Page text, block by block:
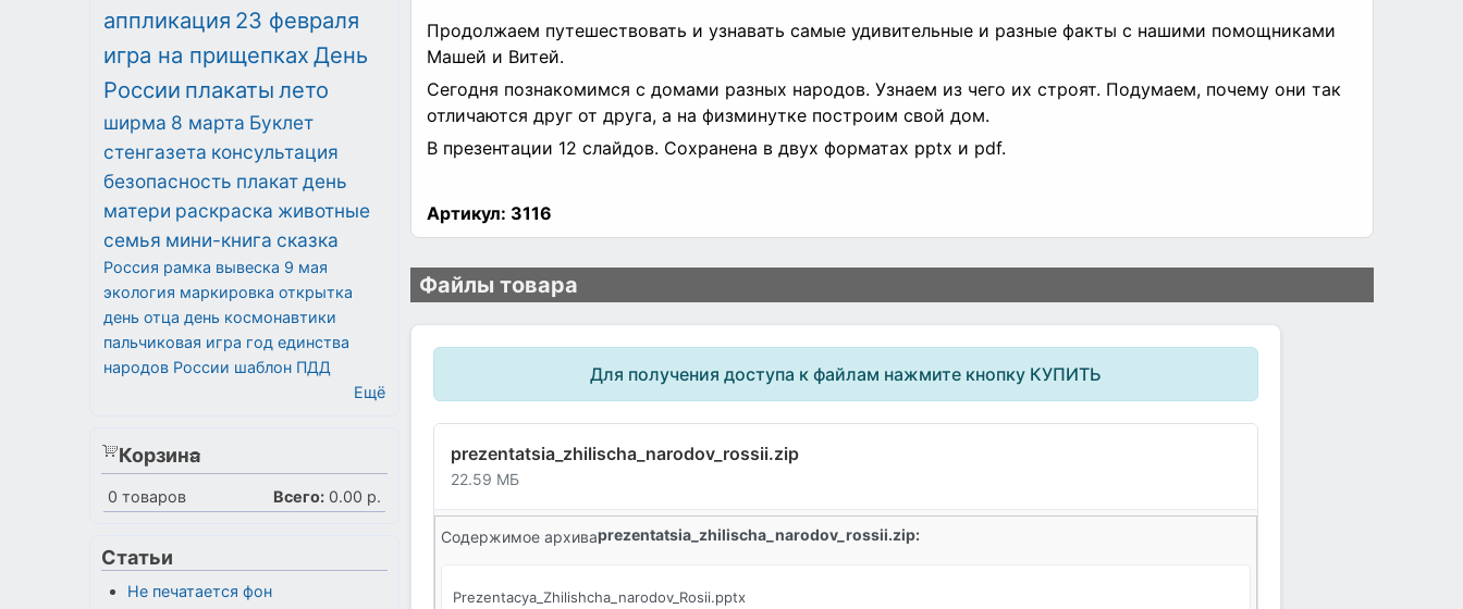
Продолжаем путешествовать и узнавать самые удивительные и разные факты с нашими помощниками
Машей и Витей.
Сегодня познакомимся с домами разных народов. Узнаем из чего их строят. Подумаем, почему они так
отличаются друг от друга, а на физминутке построим свой дом.
В презентации 12 слайдов. Сохранена в двух форматах pptx и pdf.
Артикул: 3116
Файлы товара
Для получения доступа к файлам нажмите кнопку КУПИТЬ
prezentatsia_zhilischa_narodov_rossii.zip
22.59 МБ
Содержимое архиваprezentatsia_zhilischa_narodov_rossii.zip:
Prezentacya_Zhilishcha_narodov_Rosii.pptx
аппликация 23 февраля
игра на прищепках День
России плакаты лето
ширма 8 марта Буклет
стенгазета консультация
безопасность плакатдень
матери раскраска животные
семья мини-книга сказка
Россия рамка вывеска 9 мая
экология маркировка открытка
день отца день космонавтики
пальчиковая игра год единства
народов России шаблон ПДД
Ещё
Корзина
0 товаров Всего: 0.00 р.
Статьи
Не печатается фон